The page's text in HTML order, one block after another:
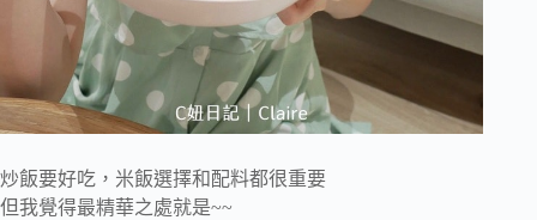
炒飯要好吃，米飯選擇和配料都很重要
但我覺得最精華之處就是~~